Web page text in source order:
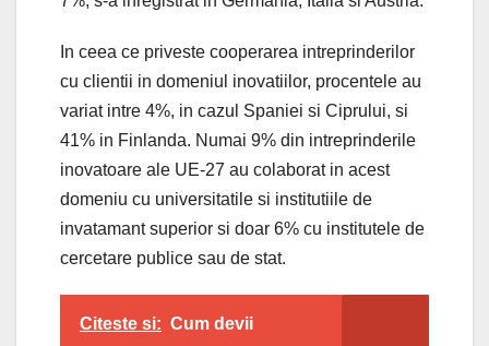
In ceea ce priveste cooperarea intreprinderilor
cu clientii in domeniul inovatiilor, procentele au
variat intre 4%, in cazul Spaniei si Ciprului, si
41% in Finlanda. Numai 9% din intreprinderile
inovatoare ale UE-27 au colaborat in acest
domeniu cu universitatile si institutiile de
invatamant superior si doar 6% cu institutele de
cercetare publice sau de stat.
Citeste si: Cum devii